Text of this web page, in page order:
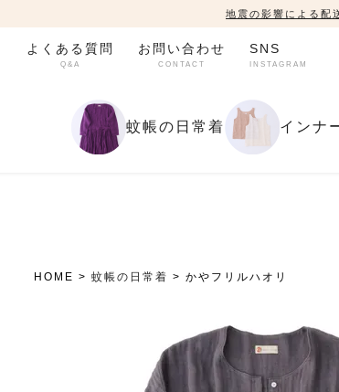
地震の影響による配
よくある質問
Q&A
お問い合わせ
CONTACT
SNS
INSTAGRAM
蚊帳の日常着 インナ
HOME 蚊帳の日常着 かやフリルハオリ